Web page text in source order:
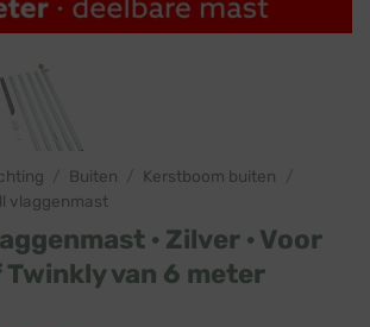
Buiten Kerstboom buiten
vlaggenmast
· Zilver · Voor
van 6 meter